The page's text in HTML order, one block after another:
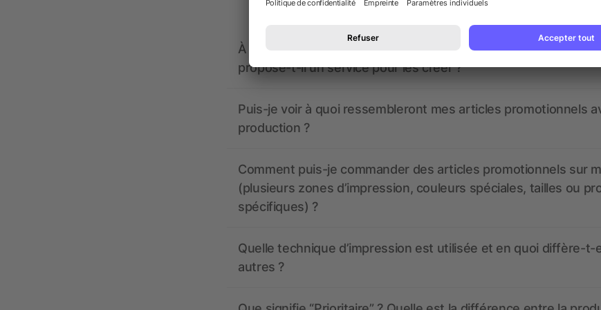
À quoi doivent ressembler les données d’impression ?
propose-t-il un service pour les créer ?
Puis-je voir à quoi ressembleront mes articles promotionnels
production ?
Comment puis-je commander des articles promotionnels sur
(plusieurs zones d’impression, couleurs spéciales, tailles ou
spécifiques) ?
Quelle technique d’impression est utilisée et en quoi diffère-t-
autres ?